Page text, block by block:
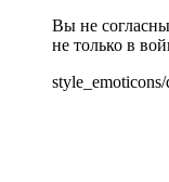
Вы не
не только в